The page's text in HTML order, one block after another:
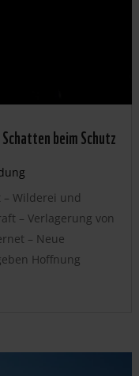
beim Schutz
Wilderei und
– Verlagerung von
– Neue
Hoffnung